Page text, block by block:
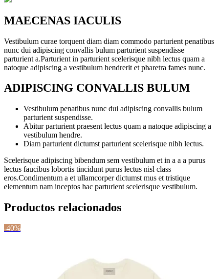
MAECENAS IACULIS
Vestibulum curae torquent diam diam commodo parturient penatibus
nunc dui adipiscing convallis bulum parturient suspendisse
parturient a.Parturient in parturient scelerisque nibh lectus quam a
natoque adipiscing a vestibulum hendrerit et pharetra fames nunc.
ADIPISCING CONVALLIS BULUM
Vestibulum penatibus nunc dui adipiscing convallis bulum
parturient suspendisse.
Abitur parturient praesent lectus quam a natoque adipiscing a
vestibulum hendre.
Diam parturient dictumst parturient scelerisque nibh lectus.
Scelerisque adipiscing bibendum sem vestibulum et in a a a purus
lectus faucibus lobortis tincidunt purus lectus nisl class
eros.Condimentum a et ullamcorper dictumst mus et tristique
elementum nam inceptos hac parturient scelerisque vestibulum.
Productos relacionados
-40%